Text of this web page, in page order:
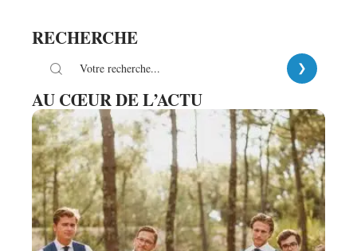
RECHERCHE
AU CŒUR DE L’ACTU